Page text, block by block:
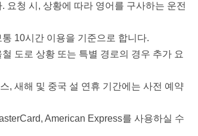
청 시, 상황에 따라 영어를 구사하는 운전
10시간 이용을 기준으로 합니다.
도로 상황 또는 특별 경로의 경우 추가 요
, 새해 및 중국 설 연휴 기간에는 사전 예약
American Express를 사용하실 수